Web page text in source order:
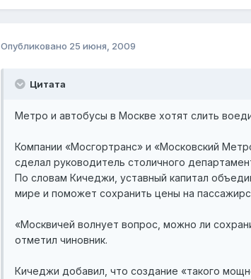
Опубликовано 25 июня, 2009
Цитата
Метро и автобусы в Москве хотят слить
Компании «Мосгортранс» и «Московский
сделал руководитель столичного
По словам Кичеджи, уставный капитал
мире и поможет сохранить цены на
«Москвичей волнует вопрос, можно ли
отметил чиновник.
Кичеджи добавил, что создание «такого